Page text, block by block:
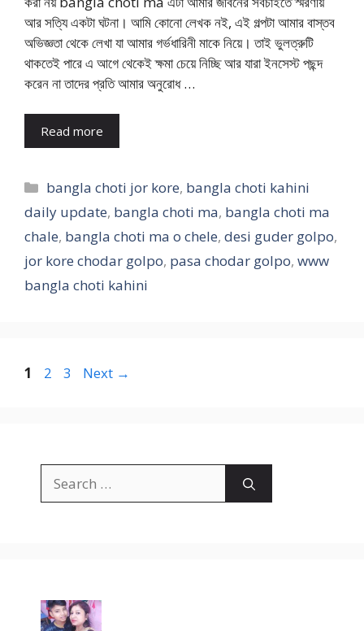
আর সত্যি একটা ঘটনা। আমি কোনো লেখক নই, এই গল্পটা আমার বাস্তব
অভিজ্ঞতা থেকে লেখা যা আমার গর্ভধারিনী মাকে নিয়ে। তাই ভুলত্রুটি
থাকতেই পারে এ আগে থেকেই ক্ষমা চেয়ে নিচ্ছি আর যারা ইনসেস্ট পছন্দ
করেন না তাদের প্রতি আমার অনুরোধ …
Read more
Categories
bangla choti jor kore, bangla choti kahini
daily update, bangla choti ma, bangla choti ma
chale, bangla choti ma o chele, desi guder golpo,
jor kore chodar golpo, pasa chodar golpo, www
bangla choti kahini
Page
1 Page
2 Page
3 Next →
for: